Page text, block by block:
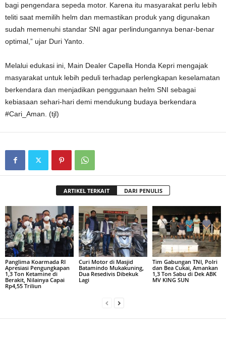
bagi pengendara sepeda motor. Karena itu masyarakat perlu lebih
teliti saat memilih helm dan memastikan produk yang digunakan
sudah memenuhi standar SNI agar perlindungannya benar-benar
optimal,” ujar Duri Yanto.
Melalui edukasi ini, Main Dealer Capella Honda Kepri mengajak
masyarakat untuk lebih peduli terhadap perlengkapan keselamatan
berkendara dan menjadikan penggunaan helm SNI sebagai
kebiasaan sehari-hari demi mendukung budaya berkendara
#Cari_Aman. (tjl)
ARTIKEL TERKAIT DARI PENULIS
Panglima Koarmada RI
Apresiasi Pengungkapan
1,3 Ton Ketamine di
Berakit, Nilainya Capai
Rp4,55 Triliun
Curi Motor di Masjid
Batamindo Mukakuning,
Dua Resedivis Dibekuk
Lagi
Tim Gabungan TNI, Polri
dan Bea Cukai, Amankan
1,3 Ton Sabu di Dek ABK
MV KING SUN